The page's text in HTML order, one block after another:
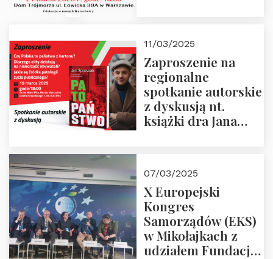
i prof.
Krasnodębski
11/03/2025
Zaproszenie na
regionalne
spotkanie autorskie
z dyskusją nt.
książki dra Jana
07/03/2025
X Europejski
Kongres
Samorządów (EKS)
w Mikołajkach z
udziałem Fundacji